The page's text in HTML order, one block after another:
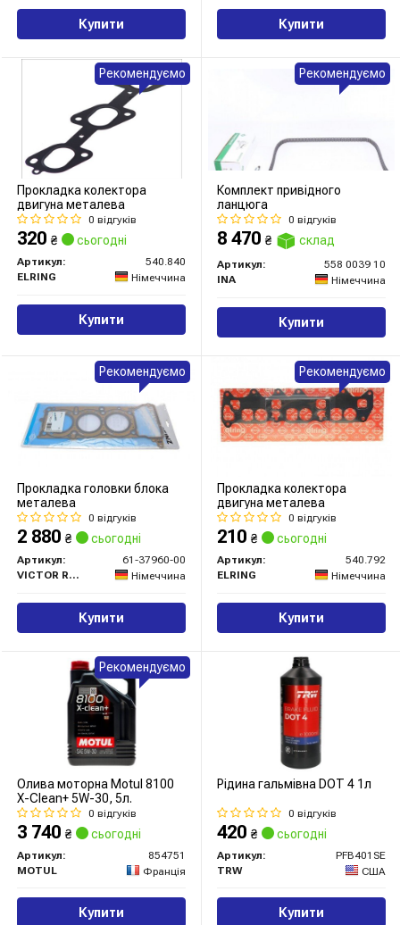
Купити Купити
Прокладка колектора
двигуна металева
0 відгуків
320 ₴ сьогодні
Артикул:
540.840
ELRING
Німеччина
Купити
Рекомендуємо
Комплект привідного
ланцюга
0 відгуків
8 470 ₴ склад
Артикул:
558 0039 10
INA
Німеччина
Купити
Рекомендуємо
Прокладка головки блока
металева
0 відгуків
2 880 ₴ сьогодні
Артикул:
61-37960-00
VICTOR REINZ
Німеччина
Купити
Рекомендуємо
Прокладка колектора
двигуна металева
0 відгуків
210 ₴ сьогодні
Артикул:
540.792
ELRING
Німеччина
Купити
Рекомендуємо
Олива моторна Motul 8100
X-Clean+ 5W-30, 5л.
0 відгуків
3 740 ₴ сьогодні
Артикул:
854751
MOTUL
Франція
Купити
Рекомендуємо
Рідина гальмівна DOT 4 1л
0 відгуків
420 ₴ сьогодні
Артикул:
PFB401SE
TRW
США
Купити